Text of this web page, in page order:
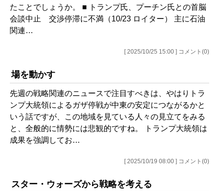
たことでしょうか。 ■ トランプ氏、プーチン氏との首脳
会談中止 交渉停滞に不満（10/23 ロイター） 主に石油
関連…
[ 2025/10/25 15:00 ] コメント(0)
場を動かす
先週の戦略関連のニュースで注目すべきは、やはりトラ
ンプ大統領によるガザ停戦が中東の安定につながるかと
いう話ですが、この地域を見ている人々の見立てをみる
と、全般的に情勢には悲観的ですね。 トランプ大統領は
成果を強調してお…
[ 2025/10/19 08:00 ] コメント(0)
スター・ウォーズから戦略を考える